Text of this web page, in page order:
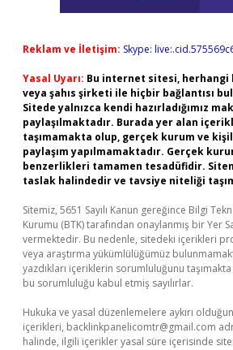
Reklam ve İletişim: Skype:
Yasal Uyarı: Bu internet sitesi, herhangi
veya şahıs şirketi ile hiçbir bağlantısı
Sitede yalnızca kendi hazırladığımız
paylaşılmaktadır. Burada yer alan
taşımamakta olup, gerçek kurum ve
paylaşım yapılmamaktadır. Gerçek
benzerlikleri tamamen tesadüfidir.
taslak halindedir ve tavsiye niteliği
Sitemiz, 5651 Sayılı Kanun gereğince Bilgi
Kurumu (BTK) tarafından onaylanmış bir Yer
vermektedir. Bu nedenle, sitedeki içerikleri
veya araştırma yükümlülüğümüz
yazdıkları içeriklerin sorumluluğunu
bu sorumluluğu kabul etmiş sayılırlar.
Hukuka ve yasal düzenlemelere aykırı
içerikleri, backlinkpanelicomtr@gmail.com
halinde, ilgili içerikler yasal süre içerisinde